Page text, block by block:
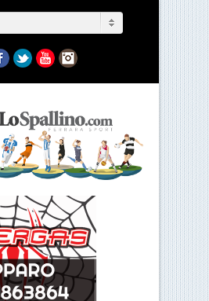
Facebook
TwitterYouTubeInstagram